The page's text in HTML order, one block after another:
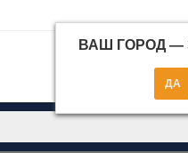
ВАШ ГОРОД —